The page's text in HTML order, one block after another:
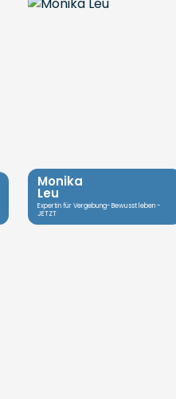
Monika
Leu
Expertin für Vergebung- Bewusst leben -
JETZT